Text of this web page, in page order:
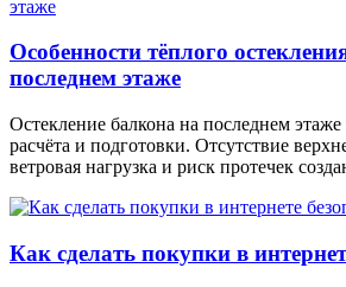
Особенности тёплого
последнем этаже
Остекление балкона на последнем этаже
расчёта и подготовки. Отсутствие
ветровая нагрузка и риск протечек
Как сделать покупки в